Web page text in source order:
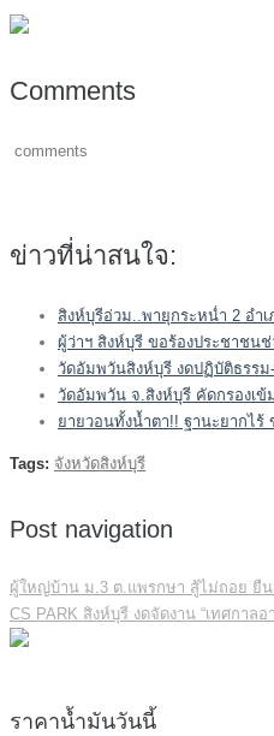
Comments
comments
ข่าวที่น่าสนใจ:
สิงห์บุรีอ่วม..พายุกระหน่ำ 2 อำ
ผู้ว่าฯ สิงห์บุรี ขอร้องประชาชน
วัดอัมพวันสิงห์บุรี งดปฏิบัติธรร
วัดอัมพวัน จ.สิงห์บุรี คัดกรองเ
ยายวอนทั้งน้ำตา!! ฐานะยากไ
Tags: จังหวัดสิงห์บุรี
Post navigation
ผู้ใหญ่บ้าน ม.3 ต.แพรกษา สู้ไม่ถอย ยืน
CS PARK สิงห์บุรี งดจัดงาน “เทศกาล
ราคาน้ำมันวันนี้